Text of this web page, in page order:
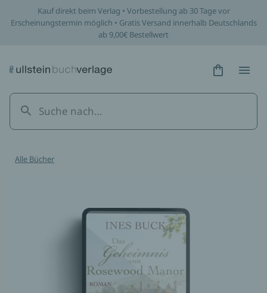
Kauf direkt beim Verlag • Vorbestellung ab 30 Tage vor
Erscheinungstermin möglich • Gratis Versand innerhalb Deutschlands
ab 9,00€ Bestellwert
Hidden
Alle Bücher